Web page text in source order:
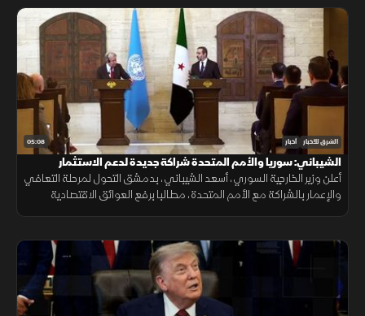
05:08 الشرق للأخبار أخبار
الشيباني: سوريا والأمم المتحدة شراكة جديدة لدعم الاستثمار
والتعافي
أعلن وزير الخارجية السوري، أسعد الشيباني، بدمشق التحول لمرحلة التعافي
والإعمار بالشراكة مع الأمم المتحدة، مطالبا برفع العوائق الاقتصادية